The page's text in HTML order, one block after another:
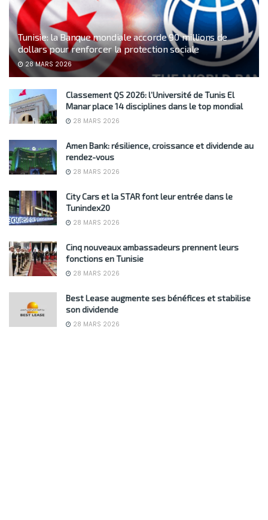
Tunisie: la Banque mondiale accorde 90 millions de
dollars pour renforcer la protection sociale
28 MARS 2026
Classement QS 2026: l’Université de Tunis El
Manar place 14 disciplines dans le top mondial
28 MARS 2026
Amen Bank: résilience, croissance et dividende au
rendez-vous
28 MARS 2026
City Cars et la STAR font leur entrée dans le
Tunindex20
28 MARS 2026
Cinq nouveaux ambassadeurs prennent leurs
fonctions en Tunisie
28 MARS 2026
Best Lease augmente ses bénéfices et stabilise
son dividende
28 MARS 2026